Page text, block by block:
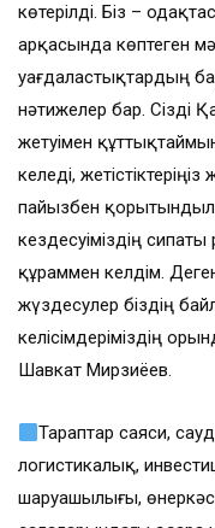
көтерілді. Біз –
арқасында көптеген
уағдаластықтардың
нәтижелер бар. Сізді
жетуімен
келеді,
пайызбен
кездесуіміздің
құраммен келдім.
жүздесулер біздің
келісімдеріміздің
Шавкат Мирзиёев.
Тараптар саяси,
логистикалық,
шаруашылығы,